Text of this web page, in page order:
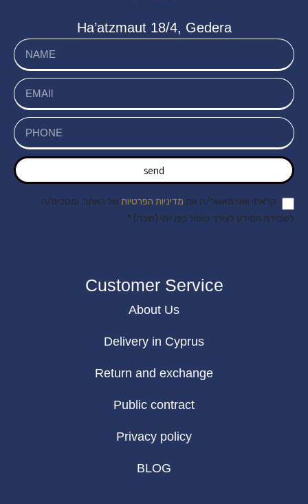
Ha’atzmaut 18/4, Gedera
send
קראתי ואני מאשר/ת את מדיניות הפרטיות של האתר, ומסכים/ה
לשמירת המידע לצורך טיפול בפנייתי (חובה) *
Customer Service
About Us
Delivery in Cyprus
Return and exchange
Public contract
Privacy policy
BLOG